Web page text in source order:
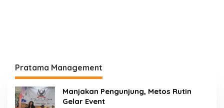
Pratama Management
Manjakan Pengunjung, Metos Rutin
Gelar Event